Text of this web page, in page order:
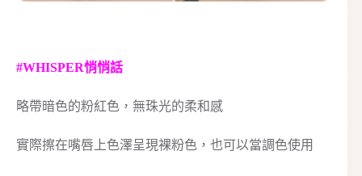
#WHISPER悄悄話
略帶暗色的粉紅色，無珠光的柔和感
實際擦在嘴唇上色澤呈現裸粉色，也可以當調色使用